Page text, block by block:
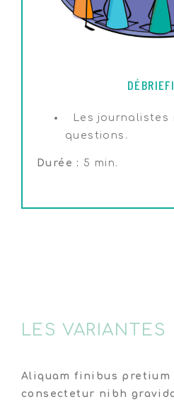
Les journalistes
questions.
Durée : 5 min.
LES VARIANTES
Aliquam finibus pretium
consectetur nibh